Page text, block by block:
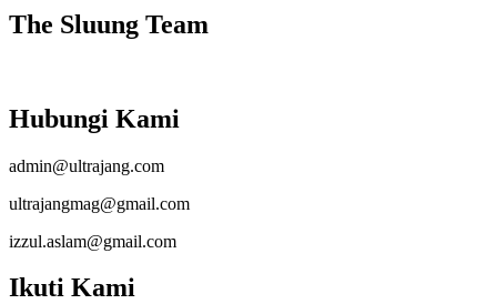
The Sluung Team
Hubungi Kami
admin@ultrajang.com
ultrajangmag@gmail.com
izzul.aslam@gmail.com
Ikuti Kami